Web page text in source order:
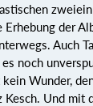
Erhebung der
Auch
noch
kein Wunder,
Kesch. Und mit